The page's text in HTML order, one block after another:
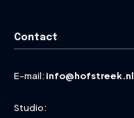
Contact
E-mail: info@hofstreek.nl
Studio: